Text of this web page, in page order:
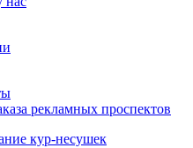
рекламных проспектов
кур-несушек